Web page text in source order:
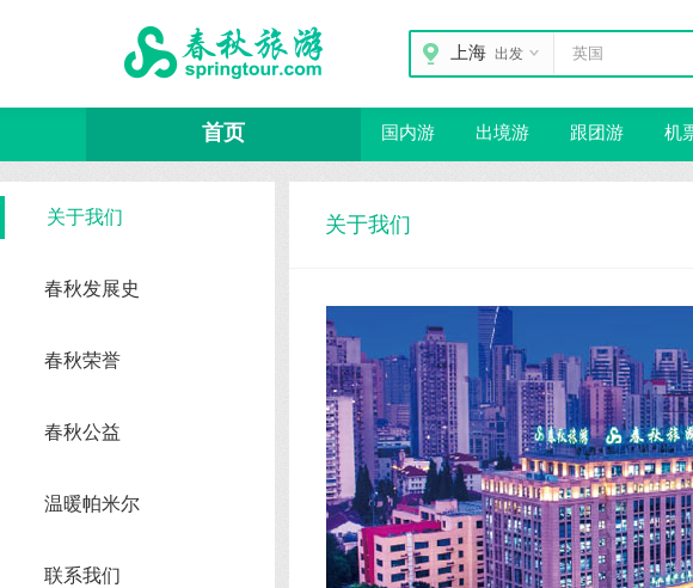
上海 出发
首页 国内游 出境游 跟团游 机
关于我们
春秋发展史
春秋荣誉
春秋公益
温暖帕米尔
联系我们
关于我们